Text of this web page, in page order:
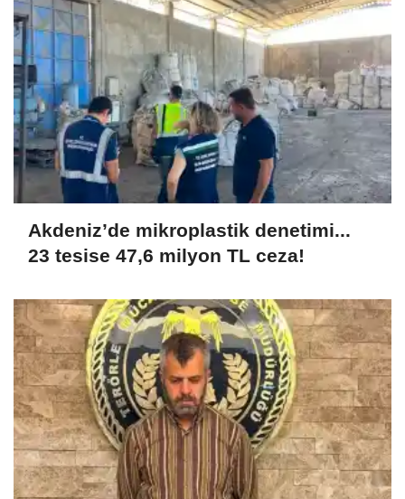
Akdeniz’de mikroplastik denetimi...
23 tesise 47,6 milyon TL ceza!